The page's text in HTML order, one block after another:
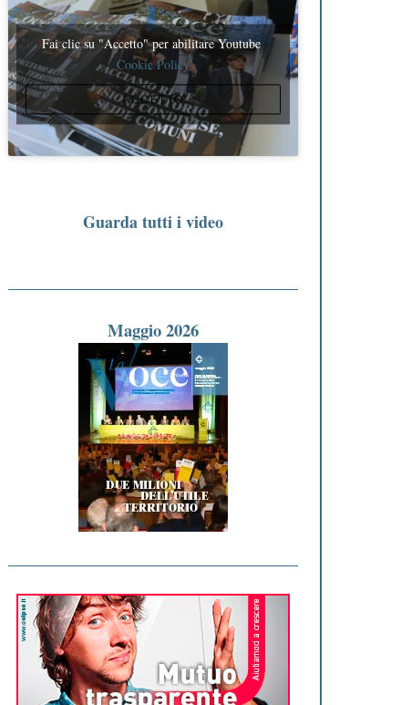
Fai clic su "Accetto" per abilitare Youtube
Cookie Policy
ACCETTO
Guarda tutti i video
Maggio 2026